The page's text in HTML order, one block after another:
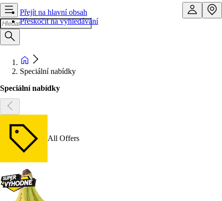
Přejít na hlavní obsah
Přeskočit na vyhledávání
Speciální nabídky
Speciální nabídky
All Offers